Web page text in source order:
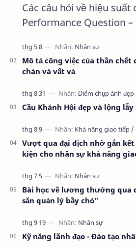
Các câu hỏi về hiệu suất
Performance Question –
các chỉ số đo lường
Mô tả công việc của thần chết
chán và vất vả
Cầu Khánh Hội đẹp và lộng lẫy
Vượt qua đại dịch nhờ gắn
kiện cho nhân sự khả năng
Bài học về lương thưởng qua
săn quản lý bầy chó”
Kỹ năng lãnh đạo - Đào tạo